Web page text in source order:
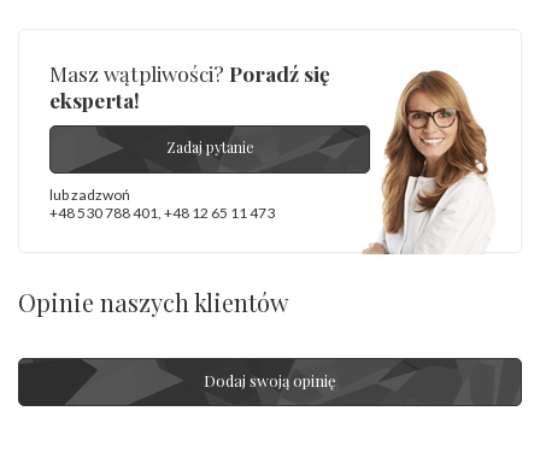
Masz wątpliwości? Poradź się
eksperta!
Zadaj pytanie
lub zadzwoń
+48 530 788 401 +48 12 65 11 473
Opinie naszych klientów
Dodaj swoją opinię